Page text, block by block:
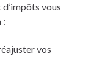
vous
:
vos